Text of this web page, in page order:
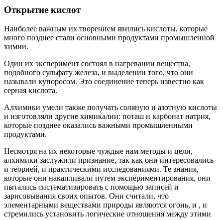
Открытие кислот
Наиболее важным их творением явились кислоты, которые
много позднее стали основными продуктами промышленной
химии.
Один их эксперимент состоял в нагревании вещества,
подобного сульфату железа, и выделении того, что они
называли купоросом. Это соединение теперь известно как
серная кислота.
Алхимики умели также получать соляную и азотную кислоты
и изготовляли другие химикалии: поташ и карбонат натрия,
которые позднее оказались важными промышленными
продуктами.
Несмотря на их некоторые чуждые нам методы и цели,
алхимики заслужили признание, так как они интересовались
и теорией, и практическими исследованиями. Те знания,
которые они накапливали путем экспериментирования, они
пытались систематизировать с помощью записей и
зарисовывания своих опытов. Они считали, что
элементарными веществами природы являются огонь, и , и
стремились установить логические отношения между этими